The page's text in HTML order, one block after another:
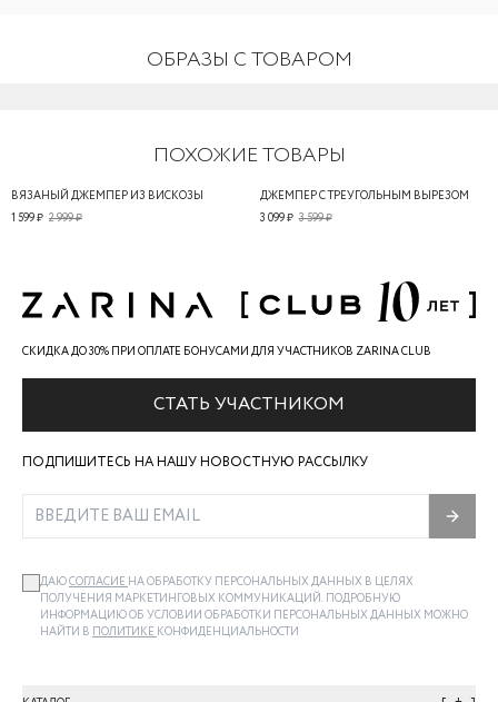
ОБРАЗЫ С ТОВАРОМ
ПОХОЖИЕ ТОВАРЫ
ВЯЗАНЫЙ ДЖЕМПЕР ИЗ ВИСКОЗЫ
2 999 ₽
1 599 ₽
ДЖЕМПЕР С ТРЕУГОЛЬНЫМ ВЫРЕЗОМ
3 599 ₽
3 099 ₽
СКИДКА ДО 30% ПРИ ОПЛАТЕ БОНУСАМИ ДЛЯ УЧАСТНИКОВ ZARINA CLUB
СТАТЬ УЧАСТНИКОМ
ПОДПИШИТЕСЬ НА НАШУ НОВОСТНУЮ РАССЫЛКУ
ДАЮСОГЛАСИЕ НА ОБРАБОТКУ ПЕРСОНАЛЬНЫХ ДАННЫХ В ЦЕЛЯХ
ПОЛУЧЕНИЯ МАРКЕТИНГОВЫХ КОММУНИКАЦИЙ. ПОДРОБНУЮ
ИНФОРМАЦИЮ ОБ УСЛОВИИ ОБРАБОТКИ ПЕРСОНАЛЬНЫХ ДАННЫХ МОЖНО
НАЙТИ В ПОЛИТИКЕ КОНФИДЕНЦИАЛЬНОСТИ